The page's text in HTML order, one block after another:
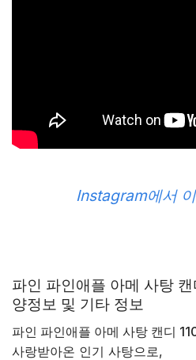
Instagram에서
파인 파인애플 아메 사탕 캔
양정보 및 기타 정보
파인 파인애플 아메 사탕 캔디
사랑받아온 인기 사탕으로,